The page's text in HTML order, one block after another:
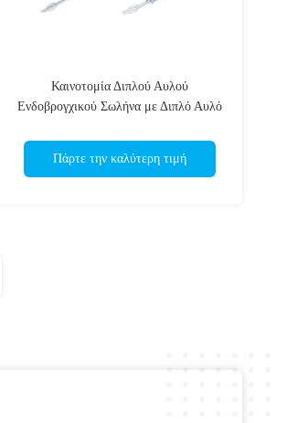
Καινοτομία Διπλού Αυλού
Ενδοβρογχικού Σωλήνα με Διπλό Αυλό
Συσκευασία - Ακτινοσκιερός Δείκτης
Πάρτε την καλύτερη τιμή